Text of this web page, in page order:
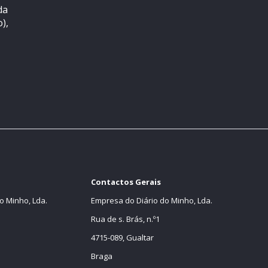
Minho, Lda.
Contactos Gerais
Empresa do Diário do Minho, Lda.
Rua de s. Brás, n.º1
4715-089, Gualtar
Braga